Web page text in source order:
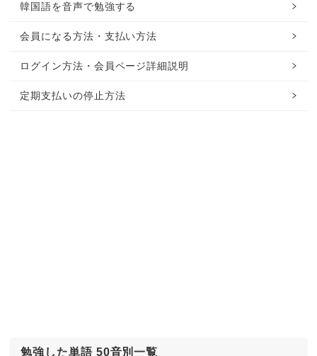
韓国語を音声で勉強する
会員になる方法・支払い方法
ログイン方法・会員ページ詳細説明
定期支払いの停止方法
勉強した単語 50音別一覧